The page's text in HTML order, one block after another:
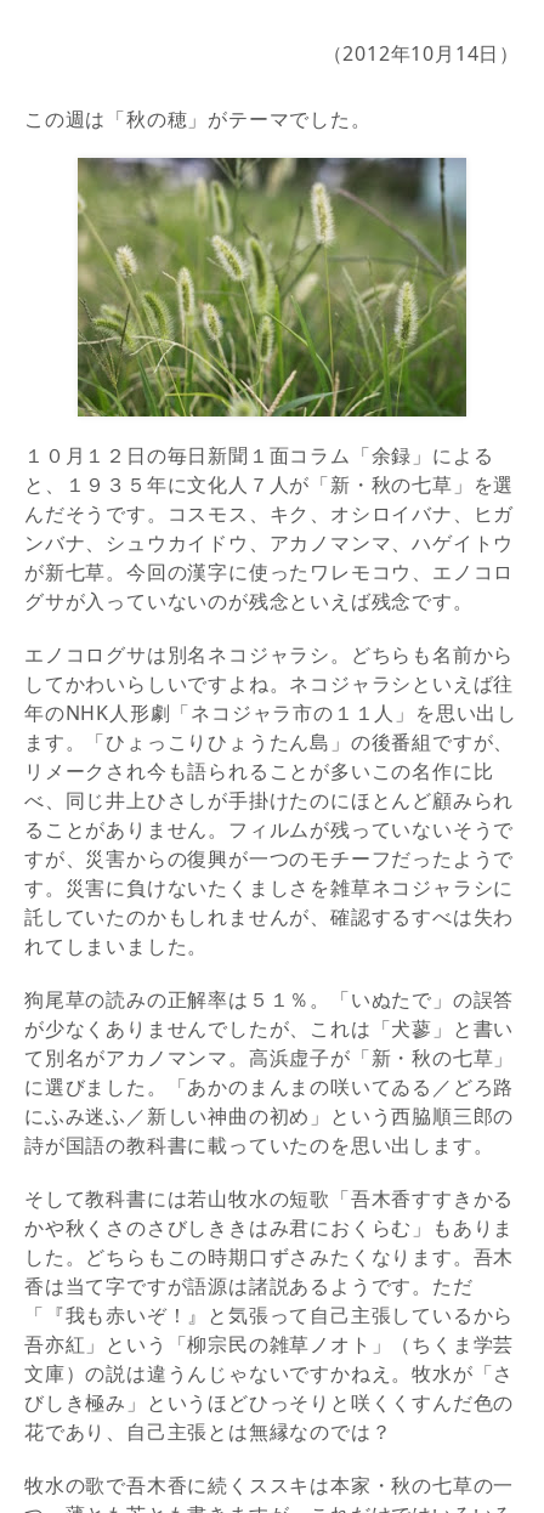
（2012年10月14日）
この週は「秋の穂」がテーマでした。
１０月１２日の毎日新聞１面コラム「余録」による
と、１９３５年に文化人７人が「新・秋の七草」を選
んだそうです。コスモス、キク、オシロイバナ、ヒガ
ンバナ、シュウカイドウ、アカノマンマ、ハゲイトウ
が新七草。今回の漢字に使ったワレモコウ、エノコロ
グサが入っていないのが残念といえば残念です。
エノコログサは別名ネコジャラシ。どちらも名前から
してかわいらしいですよね。ネコジャラシといえば往
年のNHK人形劇「ネコジャラ市の１１人」を思い出し
ます。「ひょっこりひょうたん島」の後番組ですが、
リメークされ今も語られることが多いこの名作に比
べ、同じ井上ひさしが手掛けたのにほとんど顧みられ
ることがありません。フィルムが残っていないそうで
すが、災害からの復興が一つのモチーフだったようで
す。災害に負けないたくましさを雑草ネコジャラシに
託していたのかもしれませんが、確認するすべは失わ
れてしまいました。
狗尾草の読みの正解率は５１％。「いぬたで」の誤答
が少なくありませんでしたが、これは「犬蓼」と書い
て別名がアカノマンマ。高浜虚子が「新・秋の七草」
に選びました。「あかのまんまの咲いてゐる／どろ路
にふみ迷ふ／新しい神曲の初め」という西脇順三郎の
詩が国語の教科書に載っていたのを思い出します。
そして教科書には若山牧水の短歌「吾木香すすきかる
かや秋くさのさびしききはみ君におくらむ」もありま
した。どちらもこの時期口ずさみたくなります。吾木
香は当て字ですが語源は諸説あるようです。ただ
「『我も赤いぞ！』と気張って自己主張しているから
吾亦紅」という「柳宗民の雑草ノオト」（ちくま学芸
文庫）の説は違うんじゃないですかねえ。牧水が「さ
びしき極み」というほどひっそりと咲くくすんだ色の
花であり、自己主張とは無縁なのでは？
牧水の歌で吾木香に続くススキは本家・秋の七草の一